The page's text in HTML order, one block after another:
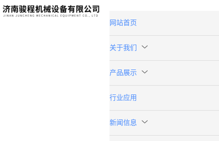
网站首页
关于我们
产品展示
行业应用
新闻信息